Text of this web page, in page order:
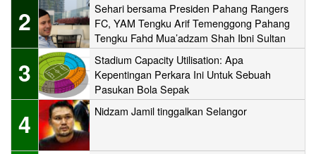
2
Sehari bersama Presiden Pahang Rangers
FC, YAM Tengku Arif Temenggong Pahang
Tengku Fahd Mua’adzam Shah Ibni Sultan
Haji Ahmad Shah
3
Stadium Capacity Utilisation: Apa
Kepentingan Perkara Ini Untuk Sebuah
Pasukan Bola Sepak
4 Nidzam Jamil tinggalkan Selangor